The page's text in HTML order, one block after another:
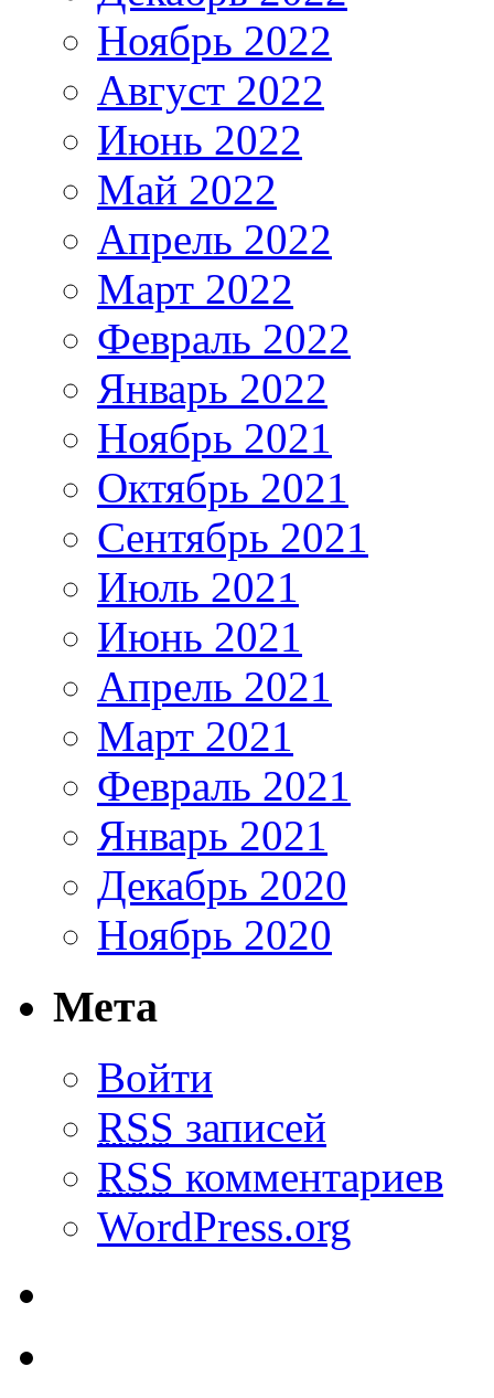
Ноябрь 2022
Август 2022
Июнь 2022
Май 2022
Апрель 2022
Март 2022
Февраль 2022
Январь 2022
Ноябрь 2021
Октябрь 2021
Сентябрь 2021
Июль 2021
Июнь 2021
Апрель 2021
Март 2021
Февраль 2021
Январь 2021
Декабрь 2020
Ноябрь 2020
Мета
Войти
RSS записей
RSS комментариев
WordPress.org